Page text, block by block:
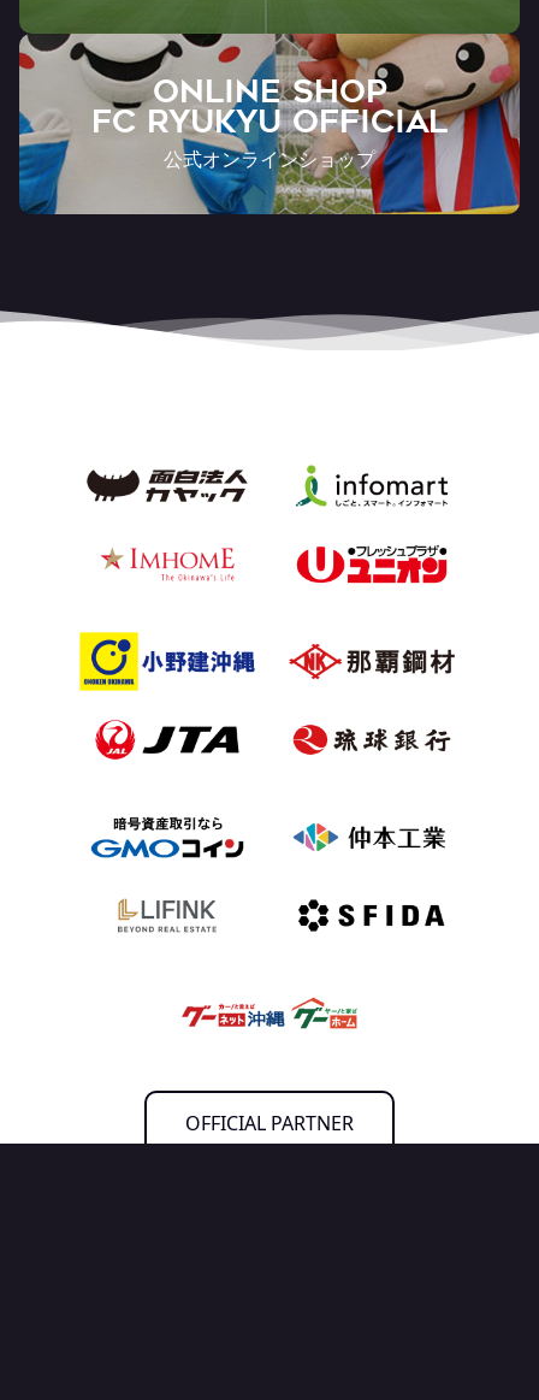
ONLINE SHOP
FC RYUKYU OFFICIAL
公式オンラインショップ
OFFICIAL PARTNER